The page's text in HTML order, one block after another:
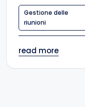
Gestione delle
riunioni
read more